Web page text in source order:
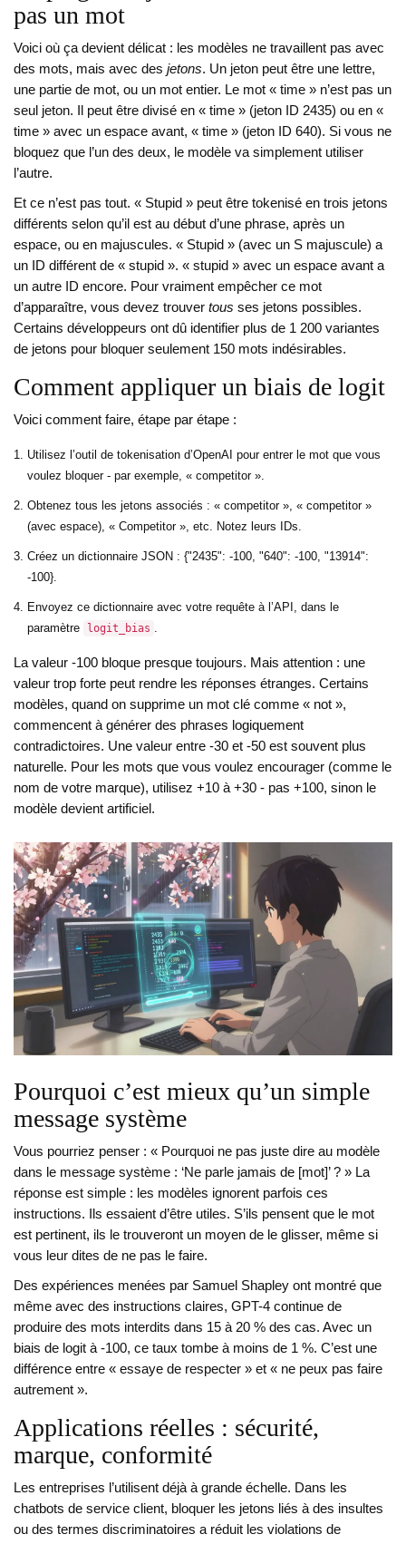
pas un mot
Voici où ça devient délicat : les modèles ne travaillent pas avec
des mots, mais avec des jetons. Un jeton peut être une lettre,
une partie de mot, ou un mot entier. Le mot « time » n’est pas un
seul jeton. Il peut être divisé en « time » (jeton ID 2435) ou en «
time » avec un espace avant, « time » (jeton ID 640). Si vous ne
bloquez que l’un des deux, le modèle va simplement utiliser
l’autre.
Et ce n’est pas tout. « Stupid » peut être tokenisé en trois jetons
différents selon qu’il est au début d’une phrase, après un
espace, ou en majuscules. « Stupid » (avec un S majuscule) a
un ID différent de « stupid ». « stupid » avec un espace avant a
un autre ID encore. Pour vraiment empêcher ce mot
d’apparaître, vous devez trouver tous ses jetons possibles.
Certains développeurs ont dû identifier plus de 1 200 variantes
de jetons pour bloquer seulement 150 mots indésirables.
Comment appliquer un biais de logit
Voici comment faire, étape par étape :
Utilisez l’outil de tokenisation d’OpenAI pour entrer le mot que vous
voulez bloquer - par exemple, « competitor ».
Obtenez tous les jetons associés : « competitor », « competitor »
(avec espace), « Competitor », etc. Notez leurs IDs.
Créez un dictionnaire JSON : {"2435": -100, "640": -100, "13914":
-100}.
Envoyez ce dictionnaire avec votre requête à l’API, dans le
paramètre
logit_bias .
La valeur -100 bloque presque toujours. Mais attention : une
valeur trop forte peut rendre les réponses étranges. Certains
modèles, quand on supprime un mot clé comme « not »,
commencent à générer des phrases logiquement
contradictoires. Une valeur entre -30 et -50 est souvent plus
naturelle. Pour les mots que vous voulez encourager (comme le
nom de votre marque), utilisez +10 à +30 - pas +100, sinon le
modèle devient artificiel.
Pourquoi c’est mieux qu’un simple
message système
Vous pourriez penser : « Pourquoi ne pas juste dire au modèle
dans le message système : ‘Ne parle jamais de [mot]’ ? » La
réponse est simple : les modèles ignorent parfois ces
instructions. Ils essaient d’être utiles. S’ils pensent que le mot
est pertinent, ils le trouveront un moyen de le glisser, même si
vous leur dites de ne pas le faire.
Des expériences menées par Samuel Shapley ont montré que
même avec des instructions claires, GPT-4 continue de
produire des mots interdits dans 15 à 20 % des cas. Avec un
biais de logit à -100, ce taux tombe à moins de 1 %. C’est une
différence entre « essaye de respecter » et « ne peux pas faire
autrement ».
Applications réelles : sécurité,
marque, conformité
Les entreprises l’utilisent déjà à grande échelle. Dans les
chatbots de service client, bloquer les jetons liés à des insultes
ou des termes discriminatoires a réduit les violations de